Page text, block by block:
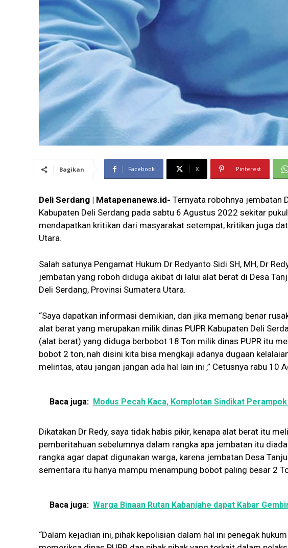
Bagikan Facebook X Pinterest
Deli Serdang | Matapenanews.id- Ternyata robohnya jembatan
Kabupaten Deli Serdang pada sabtu 6 Agustus 2022 sekitar
mendapatkan kritikan dari masyarakat setempat, kritikan juga
Utara.
Salah satunya Pengamat Hukum Dr Redyanto Sidi SH, MH, Dr
jembatan yang roboh diduga akibat di lalui alat berat di Desa
Deli Serdang, Provinsi Sumatera Utara.
“Saya dapatkan informasi demikian, dan jika memang benar
alat berat yang merupakan milik dinas PUPR Kabupaten Deli
(alat berat) yang diduga berbobot 18 Ton milik dinas PUPR itu
bobot 2 ton, nah disini kita bisa mengkaji adanya dugaan
melintas, atau jangan jangan ada hal lain ini ,” Cetusnya rabu 10
Baca juga: Modus Pecah Kaca, Komplotan Sindikat
Dikatakan Dr Redy, saya tidak habis pikir, kenapa alat berat itu
pemberitahuan sebelumnya dalam rangka apa jembatan itu
rangka agar dapat digunakan warga, karena jembatan Desa
sementara itu hanya mampu menampung bobot paling besar 2
Baca juga: Warga Binaan Rutan Kabanjahe dapat Kabar
“Dalam kejadian ini, pihak kepolisian dalam hal ini penegak